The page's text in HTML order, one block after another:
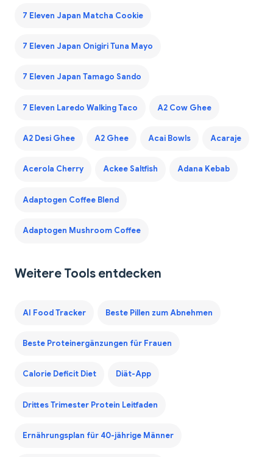
7 Eleven Japan Matcha Cookie
7 Eleven Japan Onigiri Tuna Mayo
7 Eleven Japan Tamago Sando
7 Eleven Laredo Walking Taco A2 Cow Ghee
A2 Desi Ghee A2 Ghee Acai Bowls Acaraje
Acerola Cherry Ackee Saltfish Adana Kebab
Adaptogen Coffee Blend
Adaptogen Mushroom Coffee
Weitere Tools entdecken
AI Food Tracker Beste Pillen zum Abnehmen
Beste Proteinergänzungen für Frauen
Calorie Deficit Diet Diät-App
Drittes Trimester Protein Leitfaden
Ernährungsplan für 40-jährige Männer